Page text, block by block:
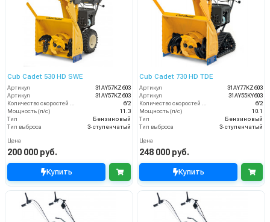
Cub Cadet 530 HD SWE
Артикул
31AY57KZ603
Артикул
31AY57KZ603
6/2
Мощность (л/с)
11.3
Тип
Бензиновый
Тип выброса
3-ступенчатый
Цена
200 000 руб.
Купить
Cub Cadet 730 HD TDE
Артикул
31AY77KZ603
Артикул
31AY55KY603
6/2
Мощность (л/с)
10.1
Тип
Бензиновый
Тип выброса
3-ступенчатый
Цена
248 000 руб.
Купить